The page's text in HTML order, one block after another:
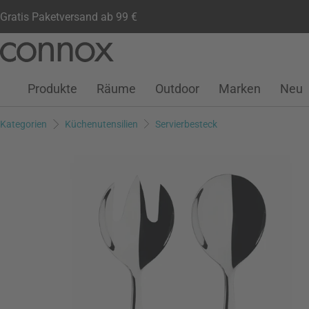
Gratis Paketversand ab 99 €
Seiteninhalt
Suchfeld
Kundenkonto
Wunschliste
Warenkorb
Produkte Räume Outdoor Marken Neu
Kategorien Küchenutensilien Servierbesteck